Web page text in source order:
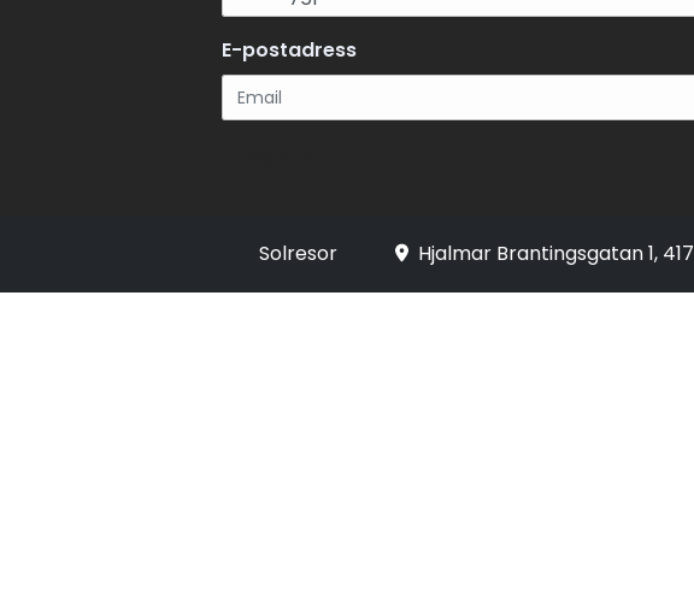
E-postadress
Solresor Hjalmar Brantingsgatan 1,